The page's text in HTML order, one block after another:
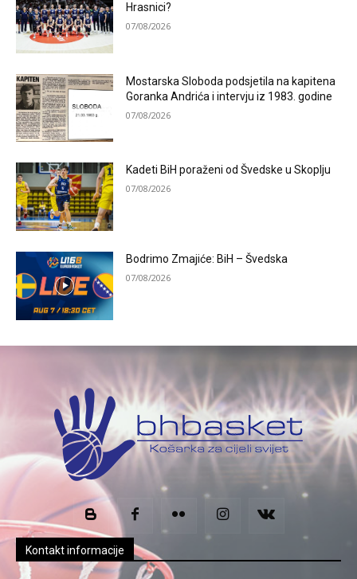
Hrasnici?
07/08/2026
Mostarska Sloboda podsjetila na kapitena
Goranka Andrića i intervju iz 1983. godine
07/08/2026
Kadeti BiH poraženi od Švedske u Skoplju
07/08/2026
Bodrimo Zmajiće: BiH – Švedska
07/08/2026
Kontakt informacije